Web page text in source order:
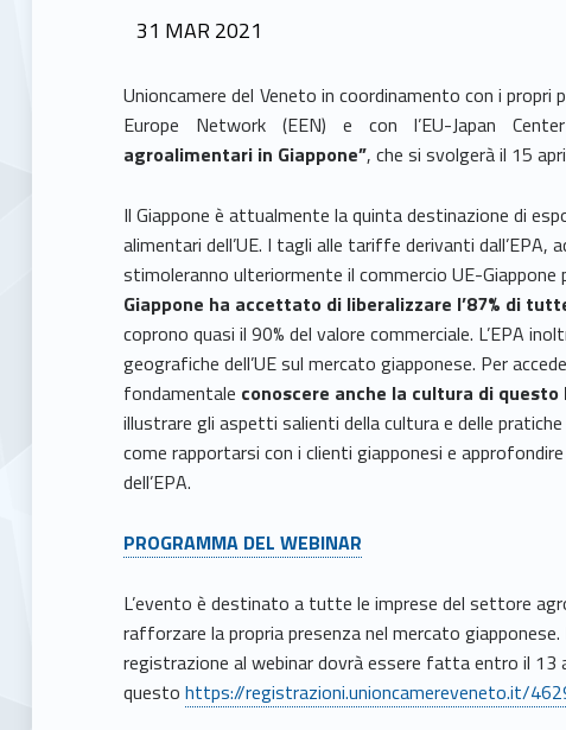
POSTED ON:
31 MAR 2021
Unioncamere del Veneto in coordinamento con i
Europe Network (EEN) e con l’EU-Japan
agroalimentari in Giappone”, che si svolgerà il 15
Il Giappone è attualmente la quinta destinazione di
alimentari dell’UE. I tagli alle tariffe derivanti dall’EPA,
stimoleranno ulteriormente il commercio UE-
Giappone ha accettato di liberalizzare l’87% di
coprono quasi il 90% del valore commerciale. L’EPA
geografiche dell’UE sul mercato giapponese. Per
fondamentale conoscere anche la cultura di questo
illustrare gli aspetti salienti della cultura e delle
come rapportarsi con i clienti giapponesi e
dell’EPA.
PROGRAMMA DEL WEBINAR
L’evento è destinato a tutte le imprese del settore
rafforzare la propria presenza nel mercato
registrazione al webinar dovrà essere fatta entro il 13
questohttps://registrazioni.unioncamereveneto.it/